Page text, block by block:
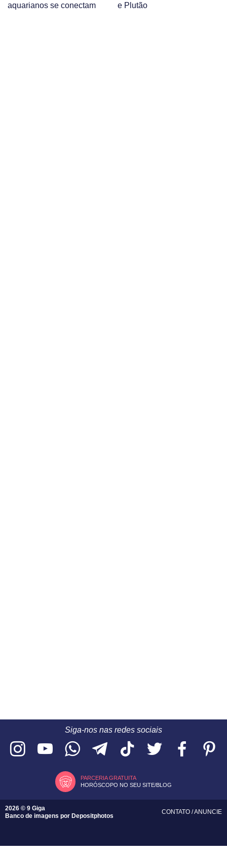
aquarianos se conectam
e Plutão
Siga-nos nas redes sociais
PARCERIA GRATUITA
HORÓSCOPO NO SEU SITE/BLOG
2026 © 9 Giga
Banco de imagens por Depositphotos
CONTATO /ANUNCIE